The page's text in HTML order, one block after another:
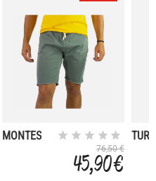
MONTES
76,50 €
45,90 €